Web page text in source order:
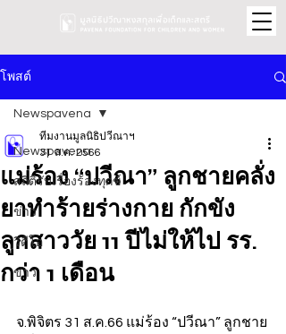
โพสต์
Newspavena
สถิติรับเรื่องร้องทุกข์
ข่าว
วิดีโอ
ข่าว
Newspavena
แม่ร้อง “ปวีณา” ลูกชายคลั่ง
ยาทำร้ายร่างกาย กักขัง
ลูกสาววัย 11 ปีไม่ให้ไป รร.
กว่า 1 เดือน
ทีมงานมูลนิธิปวีณาฯ
31 ส.ค. 2566
จ.พิจิตร 31 ส.ค.66 แม่ร้อง “ปวีณา” ลูกชาย